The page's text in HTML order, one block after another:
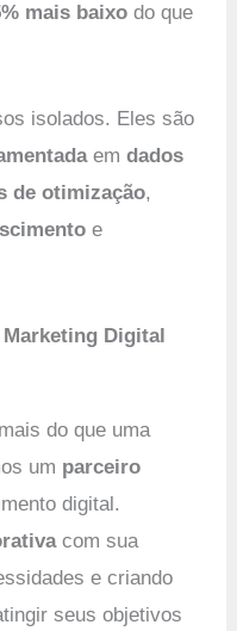
mais baixo do que
isolados. Eles são
emdados
de otimização,
e
Digital
do que uma
um parceiro
digital.
com sua
e criando
seus objetivos